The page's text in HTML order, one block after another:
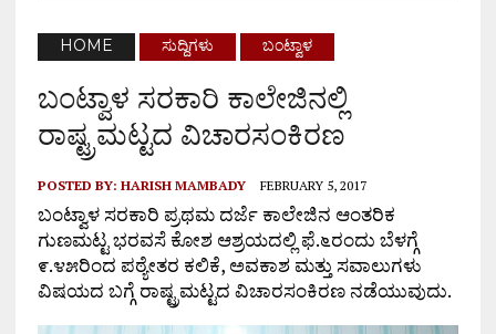
HOME ಸುದ್ದಿಗಳು ಬಂಟ್ವಾಳ
ಬಂಟ್ವಾಳ ಸರಕಾರಿ ಕಾಲೇಜಿನಲ್ಲಿ
ರಾಷ್ಟ್ರಮಟ್ಟದ ವಿಚಾರಸಂಕಿರಣ
POSTED BY: HARISH MAMBADY FEBRUARY 5, 2017
ಬಂಟ್ವಾಳ ಸರಕಾರಿ ಪ್ರಥಮ ದರ್ಜೆ ಕಾಲೇಜಿನ ಆಂತರಿಕ
ಗುಣಮಟ್ಟ ಭರವಸೆ ಕೋಶ ಆಶ್ರಯದಲ್ಲಿ ಫೆ.೬ರಂದು ಬೆಳಗ್ಗೆ
೯.೪೫ರಿಂದ ಪಠ್ಯೇತರ ಕಲಿಕೆ, ಅವಕಾಶ ಮತ್ತು ಸವಾಲುಗಳು
ವಿಷಯದ ಬಗ್ಗೆ ರಾಷ್ಟ್ರಮಟ್ಟದ ವಿಚಾರಸಂಕಿರಣ ನಡೆಯುವುದು.